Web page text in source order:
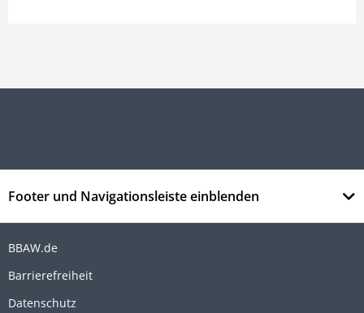
Footer und Navigationsleiste einblenden
BBAW.de
Barrierefreiheit
Datenschutz